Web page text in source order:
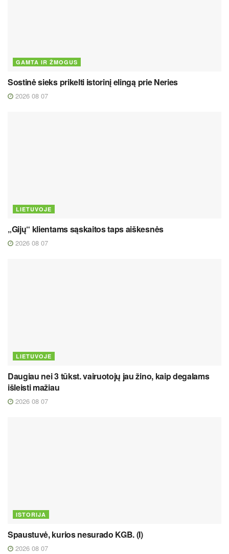
GAMTA IR ŽMOGUS
Sostinė sieks prikelti istorinį elingą prie Neries
2026 08 07
LIETUVOJE
„Gijų“ klientams sąskaitos taps aiškesnės
2026 08 07
LIETUVOJE
Daugiau nei 3 tūkst. vairuotojų jau žino, kaip degalams
išleisti mažiau
2026 08 07
ISTORIJA
Spaustuvė, kurios nesurado KGB. (I)
2026 08 07